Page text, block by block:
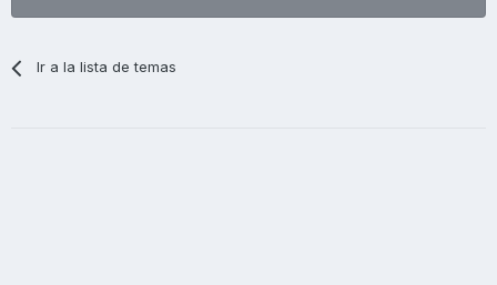
Ir a la lista de temas